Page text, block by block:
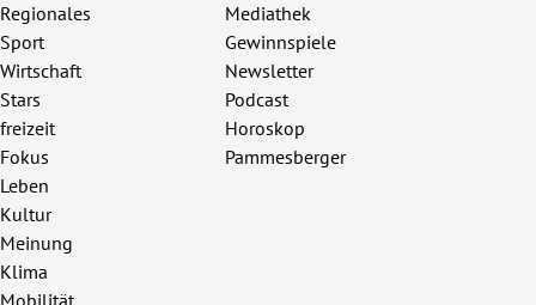
Regionales
Sport
Wirtschaft
Stars
freizeit
Fokus
Leben
Kultur
Meinung
Klima
Mediathek
Gewinnspiele
Newsletter
Podcast
Horoskop
Pammesberger